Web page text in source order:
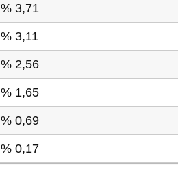
% 3,71
% 3,11
% 2,56
% 1,65
% 0,69
% 0,17